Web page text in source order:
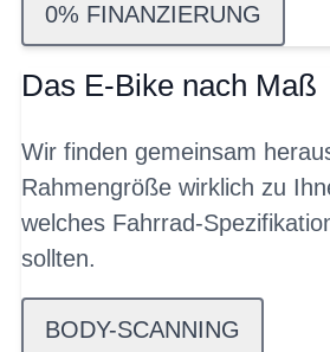
0% FINANZIERUNG
Das E-Bike nach Maß
Wir finden gemeinsam
Rahmengröße wirklich zu
welches Fahrrad-
sollten.
BODY-SCANNING